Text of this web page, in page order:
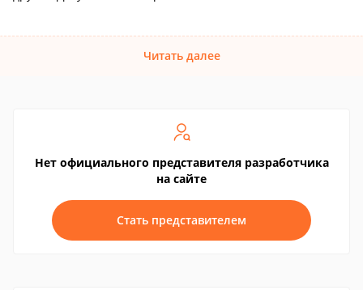
Читать далее
Нет официального представителя разработчика
на сайте
Стать представителем